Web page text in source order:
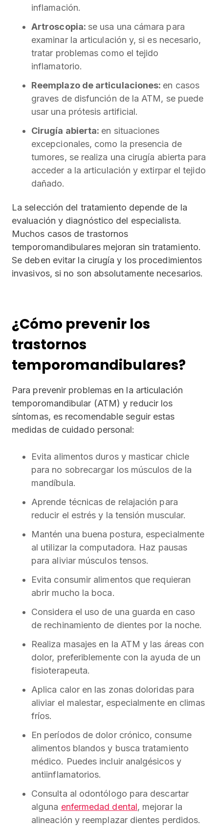
inflamación.
Artroscopia: se usa una cámara para
examinar la articulación y, si es necesario,
tratar problemas como el tejido
inflamatorio.
Reemplazo de articulaciones: en casos
graves de disfunción de la ATM, se puede
usar una prótesis artificial.
Cirugía abierta: en situaciones
excepcionales, como la presencia de
tumores, se realiza una cirugía abierta para
acceder a la articulación y extirpar el tejido
dañado.
La selección del tratamiento depende de la
evaluación y diagnóstico del especialista.
Muchos casos de trastornos
temporomandibulares mejoran sin tratamiento.
Se deben evitar la cirugía y los procedimientos
invasivos, si no son absolutamente necesarios.
¿Cómo prevenir los
trastornos
temporomandibulares?
Para prevenir problemas en la articulación
temporomandibular (ATM) y reducir los
síntomas, es recomendable seguir estas
medidas de cuidado personal:
Evita alimentos duros y masticar chicle
para no sobrecargar los músculos de la
mandíbula.
Aprende técnicas de relajación para
reducir el estrés y la tensión muscular.
Mantén una buena postura, especialmente
al utilizar la computadora. Haz pausas
para aliviar músculos tensos.
Evita consumir alimentos que requieran
abrir mucho la boca.
Considera el uso de una guarda en caso
de rechinamiento de dientes por la noche.
Realiza masajes en la ATM y las áreas con
dolor, preferiblemente con la ayuda de un
fisioterapeuta.
Aplica calor en las zonas doloridas para
aliviar el malestar, especialmente en climas
fríos.
En períodos de dolor crónico, consume
alimentos blandos y busca tratamiento
médico. Puedes incluir analgésicos y
antiinflamatorios.
Consulta al odontólogo para descartar
alguna enfermedad dental, mejorar la
alineación y reemplazar dientes perdidos.